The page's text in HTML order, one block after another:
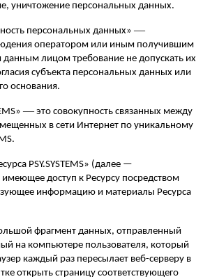
уничтожение персональных данных.
персональных данных» —
оператором или иным получившим
лицом требование не допускать их
субъекта персональных данных или
основания.
— это совокупность связанных между
в сети Интернет по уникальному
PSY.SYSTEMS» (далее —
доступ к Ресурсу посредством
информацию и материалы Ресурса
фрагмент данных, отправленный
на компьютере пользователя, который
каждый раз пересылает веб-серверу в
открыть страницу соответствующего